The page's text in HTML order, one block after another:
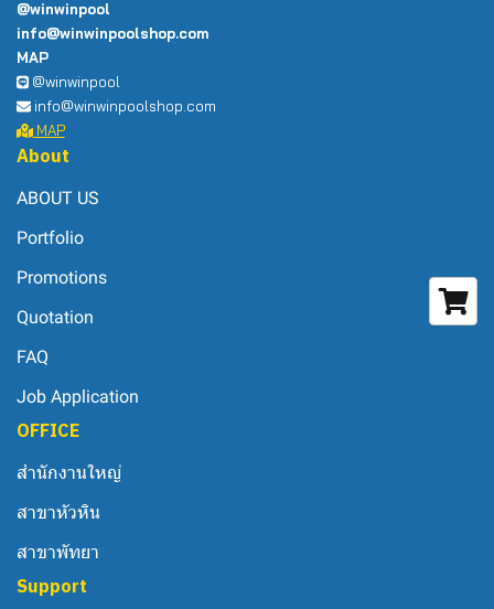
@winwinpool
info@winwinpoolshop.com
MAP
@winwinpool
info@winwinpoolshop.com
MAP
About
ABOUT US
Portfolio
Promotions
Quotation
FAQ
Job Application
OFFICE
สำนักงานใหญ่
สาขาหัวหิน
สาขาพัทยา
Support